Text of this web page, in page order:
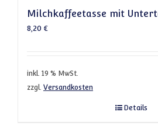
Milchkaffeetasse mit
8,20 €
inkl. 19 % MwSt.
zzgl. Versandkosten
Details